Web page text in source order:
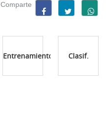
Comparte
Entrenamientos Clasif.